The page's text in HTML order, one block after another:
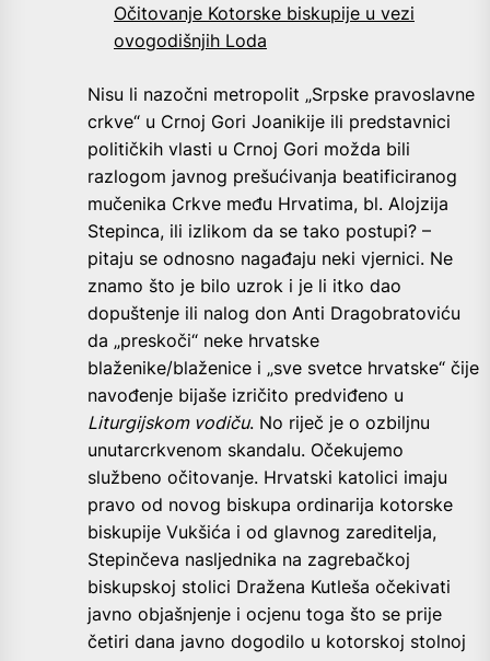
Očitovanje Kotorske biskupije u vezi
ovogodišnjih Loda
Nisu li nazočni metropolit „Srpske pravoslavne
crkve“ u Crnoj Gori Joanikije ili predstavnici
političkih vlasti u Crnoj Gori možda bili
razlogom javnog prešućivanja beatificiranog
mučenika Crkve među Hrvatima, bl. Alojzija
Stepinca, ili izlikom da se tako postupi? –
pitaju se odnosno nagađaju neki vjernici. Ne
znamo što je bilo uzrok i je li itko dao
dopuštenje ili nalog don Anti Dragobratoviću
da „preskoči“ neke hrvatske
blaženike/blaženice i „sve svetce hrvatske“ čije
navođenje bijaše izričito predviđeno u
Liturgijskom vodiču. No riječ je o ozbiljnu
unutarcrkvenom skandalu. Očekujemo
službeno očitovanje. Hrvatski katolici imaju
pravo od novog biskupa ordinarija kotorske
biskupije Vukšića i od glavnog zareditelja,
Stepinčeva nasljednika na zagrebačkoj
biskupskoj stolici Dražena Kutleša očekivati
javno objašnjenje i ocjenu toga što se prije
četiri dana javno dogodilo u kotorskoj stolnoj